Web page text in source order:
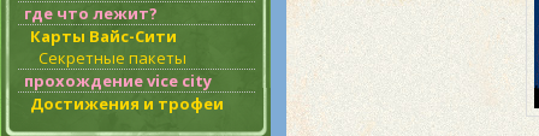
где что лежит?
Карты Вайс-Сити
Секретные пакеты
прохождение vice city
Достижения и трофеи